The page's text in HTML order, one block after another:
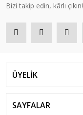
Bizi takip edin, kârlı çıkın!
ÜYELİK
SAYFALAR